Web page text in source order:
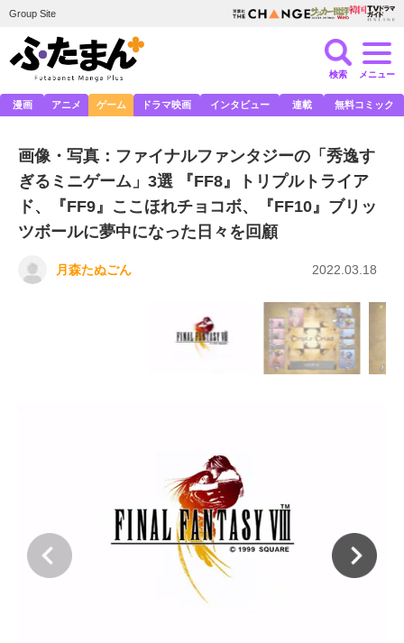
Group Site
検索 メニュー
漫画 アニメ ゲーム ドラマ映画 インタビュー 連載 無料コミック
画像・写真：ファイナルファンタジーの「秀逸す
ぎるミニゲーム」3選 『FF8』トリプルトライア
ド、『FF9』ここほれチョコボ、『FF10』ブリッ
ツボールに夢中になった日々を回顧
月森たぬごん 2022.03.18